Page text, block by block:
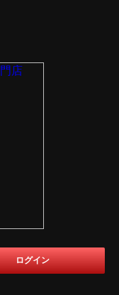
ログイン